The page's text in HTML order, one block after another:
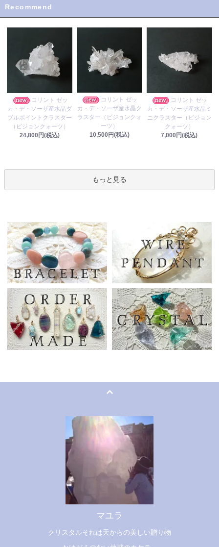
Recommend
コリント ゼッ
カ・デ・ソーザ産水晶ダ
ブルポイントクラスター
（ビジョンクォーツ）
24,800円(税込)
コリント ゼッ
カ・デ・ソーザ産水晶ク
ラスター（ビジョンクォ
ーツ）
10,500円(税込)
コリント ゼッ
カ・デ・ソーザ産水晶ミ
ニクラスター（ビジョン
クォーツ）
7,000円(税込)
もっと見る
マユラ
クリスタルそれは天からの美しい贈り物